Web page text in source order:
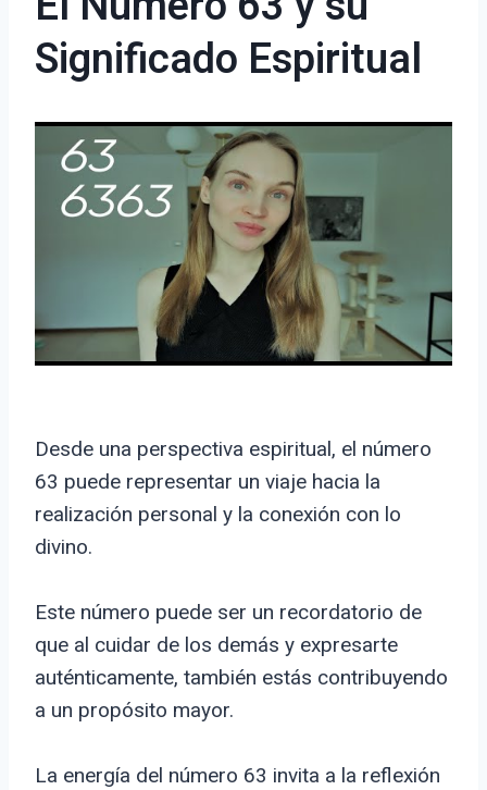
Significado Espiritual
Desde una perspectiva espiritual, el número
63 puede representar un viaje hacia la
realización personal y la conexión con lo
divino.
Este número puede ser un recordatorio de
que al cuidar de los demás y expresarte
auténticamente, también estás contribuyendo
a un propósito mayor.
La energía del número 63 invita a la reflexión